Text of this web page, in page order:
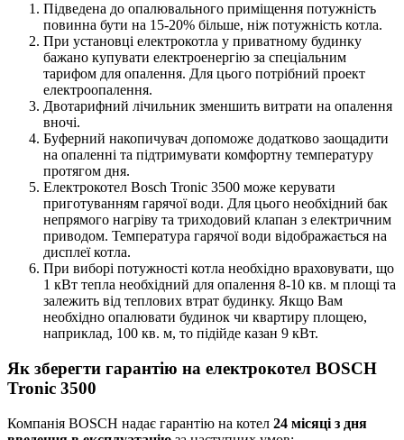
Підведена до опалювального приміщення потужність
повинна бути на 15-20% більше, ніж потужність котла.
При установці електрокотла у приватному будинку
бажано купувати електроенергію за спеціальним
тарифом для опалення. Для цього потрібний проект
електроопалення.
Двотарифний лічильник зменшить витрати на опалення
вночі.
Буферний накопичувач допоможе додатково заощадити
на опаленні та підтримувати комфортну температуру
протягом дня.
Електрокотел Bosch Tronic 3500 може керувати
приготуванням гарячої води. Для цього необхідний бак
непрямого нагріву та триходовий клапан з електричним
приводом. Температура гарячої води відображається на
дисплеї котла.
При виборі потужності котла необхідно враховувати, що
1 кВт тепла необхідний для опалення 8-10 кв. м площі та
залежить від теплових втрат будинку. Якщо Вам
необхідно опалювати будинок чи квартиру площею,
наприклад, 100 кв. м, то підійде казан 9 кВт.
Як зберегти гарантію на електрокотел BOSCH
Tronic 3500
Компанія BOSCH надає гарантію на котел 24 місяці з дня